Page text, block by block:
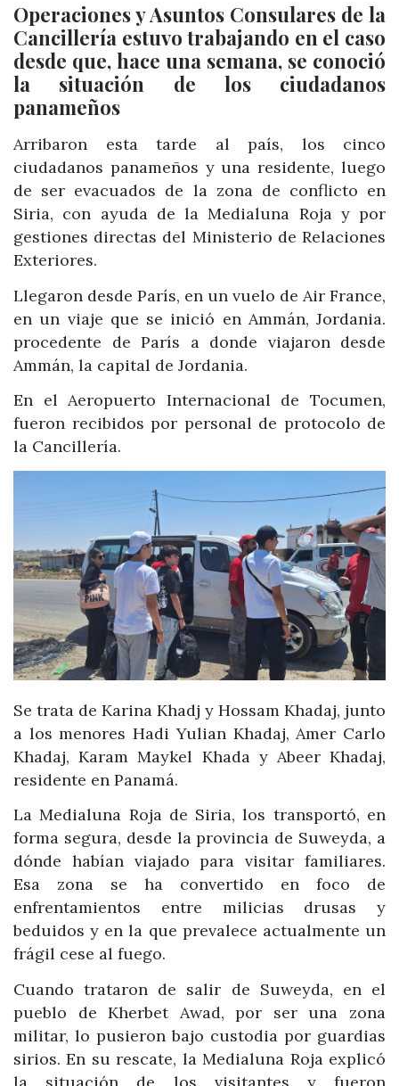
Operaciones y Asuntos Consulares de la
Cancillería estuvo trabajando en el caso
desde que, hace una semana, se conoció
la situación de los ciudadanos
panameños
Arribaron esta tarde al país, los cinco
ciudadanos panameños y una residente, luego
de ser evacuados de la zona de conflicto en
Siria, con ayuda de la Medialuna Roja y por
gestiones directas del Ministerio de Relaciones
Exteriores.
Llegaron desde París, en un vuelo de Air France,
en un viaje que se inició en Ammán, Jordania.
procedente de París a donde viajaron desde
Ammán, la capital de Jordania.
En el Aeropuerto Internacional de Tocumen,
fueron recibidos por personal de protocolo de
la Cancillería.
Se trata de Karina Khadj y Hossam Khadaj, junto
a los menores Hadi Yulian Khadaj, Amer Carlo
Khadaj, Karam Maykel Khada y Abeer Khadaj,
residente en Panamá.
La Medialuna Roja de Siria, los transportó, en
forma segura, desde la provincia de Suweyda, a
dónde habían viajado para visitar familiares.
Esa zona se ha convertido en foco de
enfrentamientos entre milicias drusas y
beduidos y en la que prevalece actualmente un
frágil cese al fuego.
Cuando trataron de salir de Suweyda, en el
pueblo de Kherbet Awad, por ser una zona
militar, lo pusieron bajo custodia por guardias
sirios. En su rescate, la Medialuna Roja explicó
la situación de los visitantes y fueron